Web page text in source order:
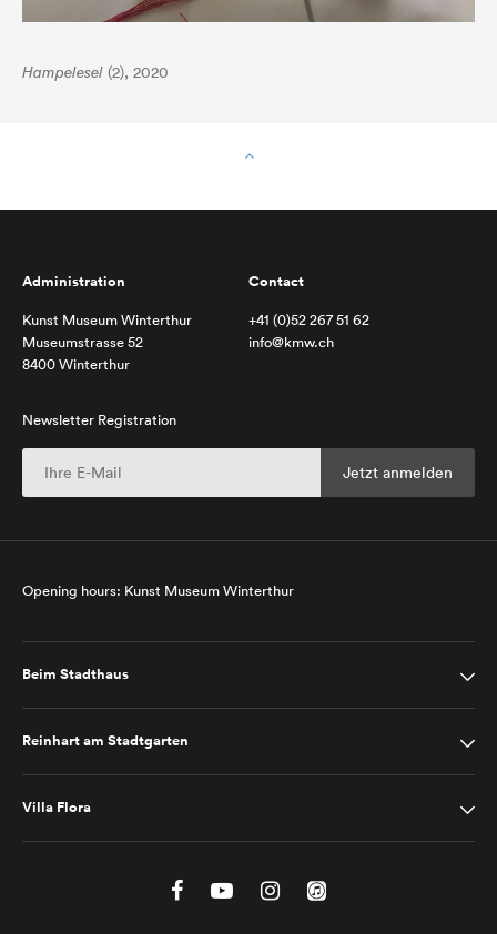
Hampelesel (2), 2020
Administration
Kunst Museum Winterthur
Museumstrasse 52
8400 Winterthur
Contact
+41 (0)52 267 51 62
info@kmw.ch
Newsletter Registration
Opening hours: Kunst Museum Winterthur
Beim Stadthaus
Reinhart am Stadtgarten
Villa Flora